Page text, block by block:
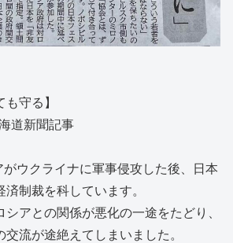
守る】
道新聞記事
ウクライナに軍事侵攻した後、日本
制裁を科しています。
アとの関係が悪化の一途をたどり、
流が途絶えてしまいました。